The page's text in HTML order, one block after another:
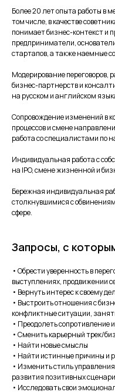
Более 20 лет опыта работы в
том числе, в качестве
понимает бизнес-контекст и
предприниматели,
стартапов, а также наемные
Модерирование переговоров,
бизнес-партнерств и
на русском и английском
Сопровождение изменений в
процессов и смене
работа со специалистами по
Индивидуальная работа с
на IPO, смене жизненной и
Бережная индивидуальная
столкнувшимися с
сфере.
Запросы, с
• Обрести уверенность в
выступлениях, продвижении
• Вернуть интерес к своему
• Выстроить отношения с
конфликтные ситуации,
• Преодолеть
• Сменить карьерный трек/
• Найти новые смыслы
• Найти истинные причины и
• Изменить стиль
развития позитивных
• Исследовать свои